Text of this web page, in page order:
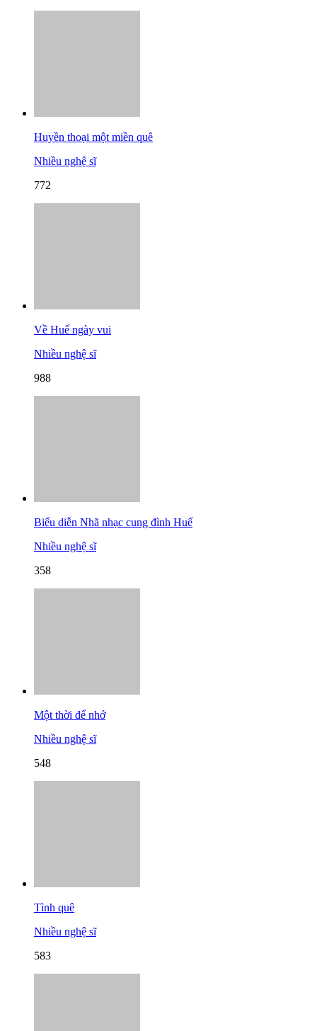
Huyền thoại một miền quê
Nhiều nghệ sĩ
772
Về Huế ngày vui
Nhiều nghệ sĩ
988
Biểu diễn Nhã nhạc cung đình Huế
Nhiều nghệ sĩ
358
Một thời để nhớ
Nhiều nghệ sĩ
548
Tình quê
Nhiều nghệ sĩ
583